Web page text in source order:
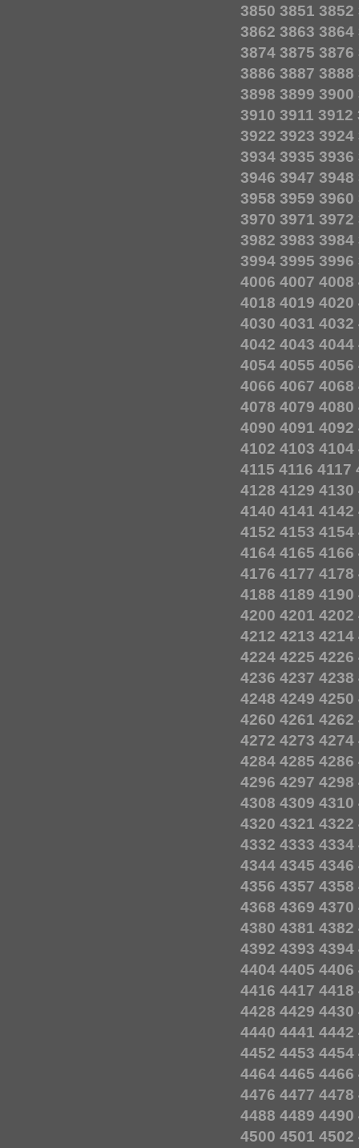
3850 3851 3852
3862 3863 3864
3874 3875 3876
3886 3887 3888
3898 3899 3900
3910 3911 3912
3922 3923 3924
3934 3935 3936
3946 3947 3948
3958 3959 3960
3970 3971 3972
3982 3983 3984
3994 3995 3996
4006 4007 4008
4018 4019 4020
4030 4031 4032
4042 4043 4044
4054 4055 4056
4066 4067 4068
4078 4079 4080
4090 4091 4092
4102 4103 4104
4115 4116 4117
4128 4129 4130
4140 4141 4142
4152 4153 4154
4164 4165 4166
4176 4177 4178
4188 4189 4190
4200 4201 4202
4212 4213 4214
4224 4225 4226
4236 4237 4238
4248 4249 4250
4260 4261 4262
4272 4273 4274
4284 4285 4286
4296 4297 4298
4308 4309 4310
4320 4321 4322
4332 4333 4334
4344 4345 4346
4356 4357 4358
4368 4369 4370
4380 4381 4382
4392 4393 4394
4404 4405 4406
4416 4417 4418
4428 4429 4430
4440 4441 4442
4452 4453 4454
4464 4465 4466
4476 4477 4478
4488 4489 4490
4500 4501 4502